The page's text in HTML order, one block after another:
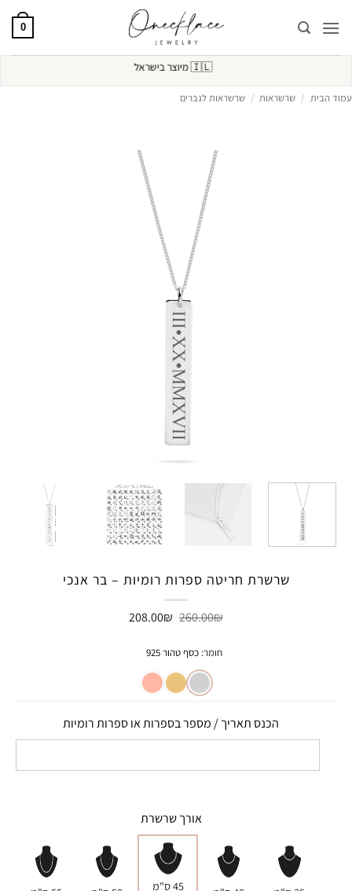
0
🇮🇱מיוצר בישראל
עמוד הבית / שרשראות / שרשראות לגברים
שרשרת חריטה ספרות רומיות – בר אנכי
260.00₪ המחיר
260.00₪.
208.00₪ המחיר
חומר:כסף טהור 925
הכנס תאריך / מספר בספרות או ספרות רומיות
אורך שרשרת
45 ס"מ